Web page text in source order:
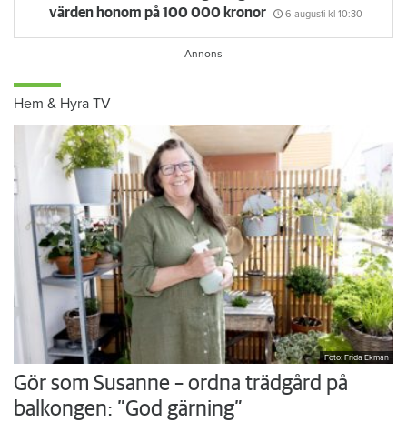
värden honom på 100 000 kronor
6 augusti kl 10:30
Hem & Hyra TV
Foto: Frida Ekman
Gör som Susanne – ordna trädgård på
balkongen: ”God gärning”